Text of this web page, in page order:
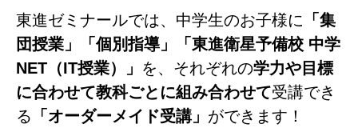
東進ゼミナールでは、中学生のお子様に 「集
団授業」「個別指導」「東進衛星予備校 中学
NET（IT授業）」 を、それぞれの学力や目標
に合わせて教科ごとに組み合わせて受講でき
る 「オーダーメイド受講」 ができます！